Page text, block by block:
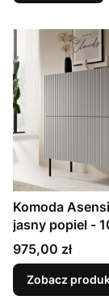
Komoda
jasny popiel -
Cena
975,00 zł
Zobacz